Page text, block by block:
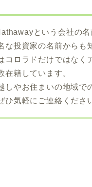
という会社の名
な投資家の名前からも
コロラドだけではなく
在籍しています。
しやお住まいの地域で
ひ気軽にご連絡くださ